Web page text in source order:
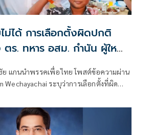
ม่ได้ การเลือกตั้งผิดปกติ
ร. ทหาร อสม. กำนัน ผู้ใหญ่
ย แกนนำพรรคเพื่อไทย โพสต์ข้อความผ่าน
Wechayachai ระบุว่าการเลือกตั้งที่ผิด